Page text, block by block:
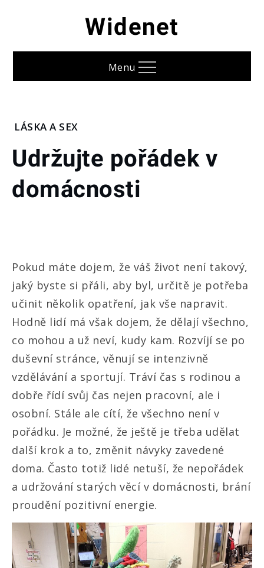
Widenet
Menu
Home
sex
Udržujte
pořádek v
LÁSKA A SEX
Udržujte pořádek v
domácnosti
Pokud máte dojem, že váš život není takový,
jaký byste si přáli, aby byl, určitě je potřeba
učinit několik opatření, jak vše napravit.
Hodně lidí má však dojem, že dělají všechno,
co mohou a už neví, kudy kam. Rozvíjí se po
duševní stránce, věnují se intenzivně
vzdělávání a sportují. Tráví čas s rodinou a
dobře řídí svůj čas nejen pracovní, ale i
osobní. Stále ale cítí, že všechno není v
pořádku. Je možné, že ještě je třeba udělat
další krok a to, změnit návyky zavedené
doma. Často totiž lidé netuší, že nepořádek
a udržování starých věcí v domácnosti, brání
proudění pozitivní energie.